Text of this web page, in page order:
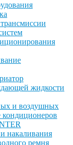
жидкости
и воздушных
кондиционеров
накаливания
ремня